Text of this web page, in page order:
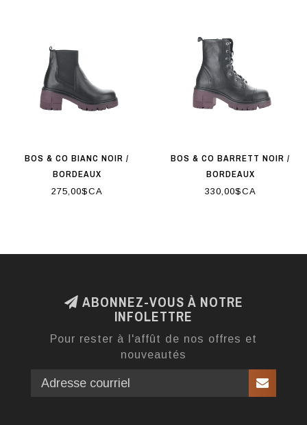
BOS & CO BIANC NOIR /
BORDEAUX
275,00$CA
BOS & CO BARRETT NOIR /
BORDEAUX
330,00$CA
ABONNEZ-VOUS À NOTRE
INFOLETTRE
Pour rester à l'affût de nos offres et
nouveautés